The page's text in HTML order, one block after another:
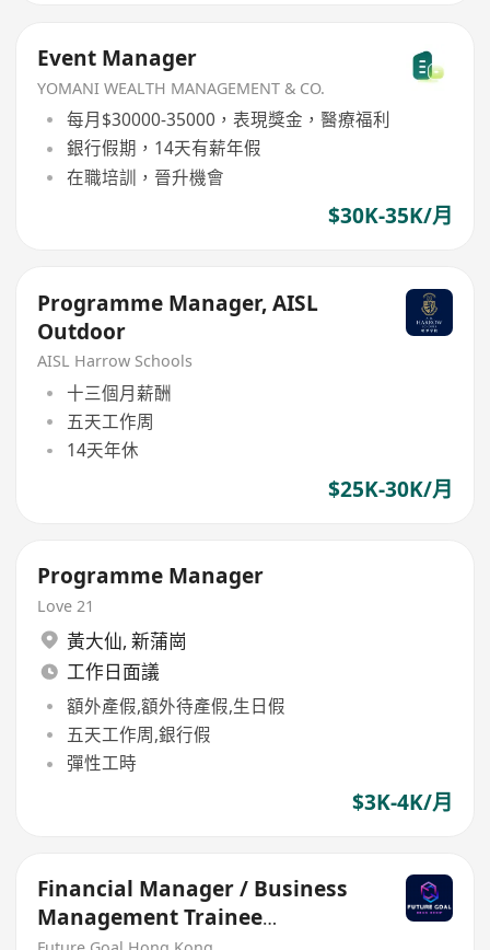
Event Manager
YOMANI WEALTH MANAGEMENT & CO.
每月$30000-35000，表現獎金，醫療福利
銀行假期，14天有薪年假
在職培訓，晉升機會
$30K-35K/月
Programme Manager, AISL
Outdoor
AISL Harrow Schools
十三個月薪酬
五天工作周
14天年休
$25K-30K/月
Programme Manager
Love 21
黃大仙, 新蒲崗
工作日面議
額外產假,額外待產假,生日假
五天工作周,銀行假
彈性工時
$3K-4K/月
Financial Manager / Business
Management Trainee